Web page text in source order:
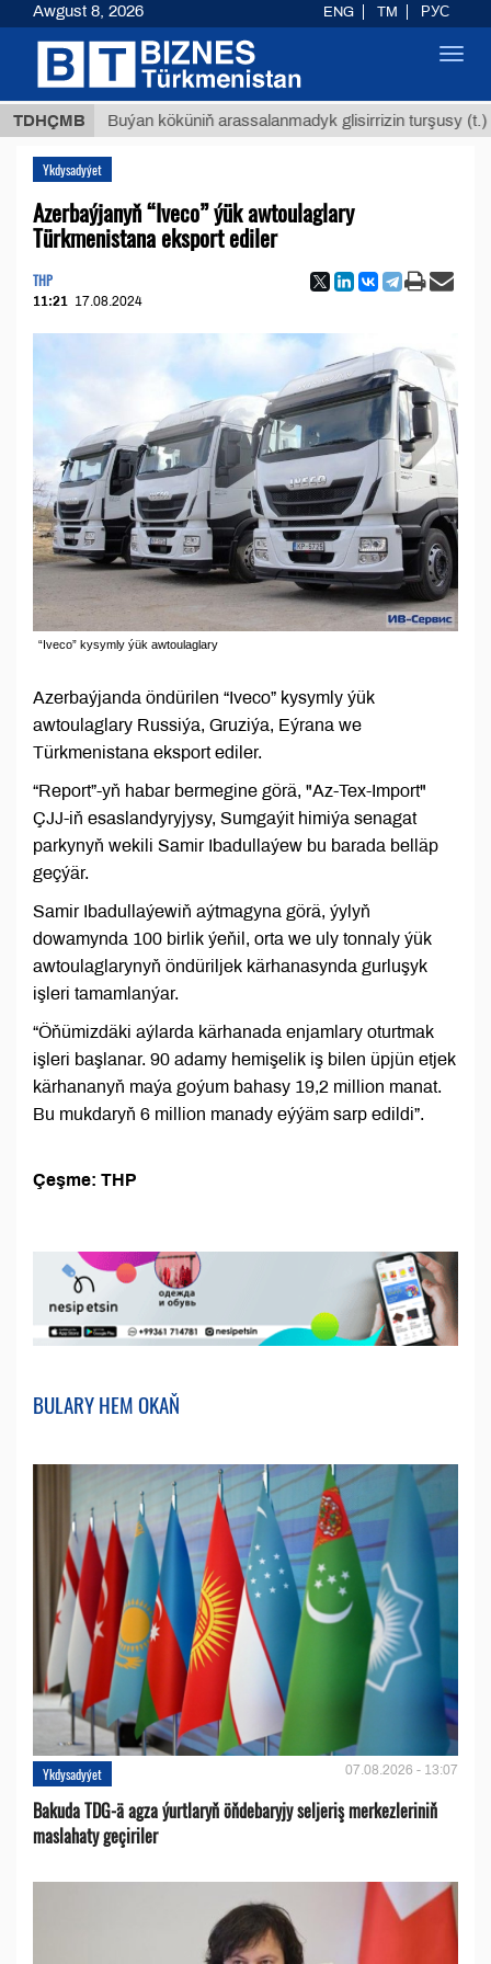
TDHÇMBBuýan köküniň arassalanmadyk glisirrizin turşusy (t.)
Ykdysadyýet
Azerbaýjanyň “Iveco” ýük awtoulaglary
Türkmenistana eksport ediler
THP
11:21 17.08.2024
“Iveco” kysymly ýük awtoulaglary
Azerbaýjanda öndürilen “Iveco” kysymly ýük
awtoulaglary Russiýa, Gruziýa, Eýrana we
Türkmenistana eksport ediler.
“Report”-yň habar bermegine görä, "Az-Tex-Import"
ÇJJ-iň esaslandyryjysy, Sumgaýit himiýa senagat
parkynyň wekili Samir Ibadullaýew bu barada belläp
geçýär.
Samir Ibadullaýewiň aýtmagyna görä, ýylyň
dowamynda 100 birlik ýeňil, orta we uly tonnaly ýük
awtoulaglarynyň öndüriljek kärhanasynda gurluşyk
işleri tamamlanýar.
“Öňümizdäki aýlarda kärhanada enjamlary oturtmak
işleri başlanar. 90 adamy hemişelik iş bilen üpjün etjek
kärhananyň maýa goýum bahasy 19,2 million manat.
Bu mukdaryň 6 million manady eýýäm sarp edildi”.
Çeşme: THP
BULARY HEM OKAŇ
Ykdysadyýet 07.08.2026 - 13:07
Bakuda TDG-ä agza ýurtlaryň öňdebaryjy seljeriş merkezleriniň
maslahaty geçiriler
Awgust 8, 2026 ENG TM РУС